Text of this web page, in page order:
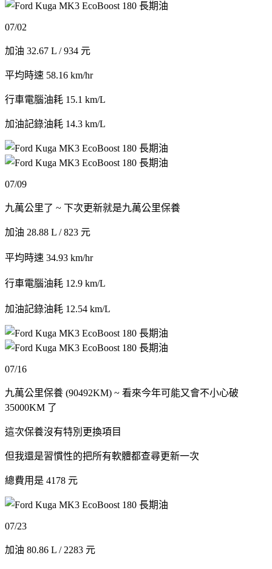
07/02
加油 32.67 L / 934 元
平均時速 58.16 km/hr
行車電腦油耗 15.1 km/L
加油記錄油耗 14.3 km/L
07/09
九萬公里了 ~ 下次更新就是九萬公里保養
加油 28.88 L / 823 元
平均時速 34.93 km/hr
行車電腦油耗 12.9 km/L
加油記錄油耗 12.54 km/L
07/16
九萬公里保養 (90492KM) ~ 看來今年可能又會不小心破
35000KM 了
這次保養沒有特別更換項目
但我還是習慣性的把所有軟體都查尋更新一次
總費用是 4178 元
07/23
加油 80.86 L / 2283 元